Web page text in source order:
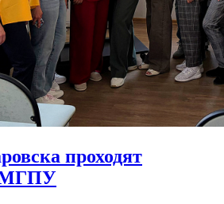
проходят
МГПУ